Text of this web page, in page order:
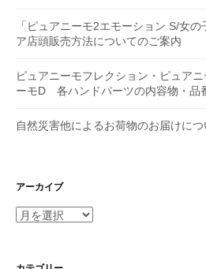
「ピュアニーモ2エモーション S/女
ア店頭販売方法についてのご案内
ピュアニーモフレクション・ピュア
ーモD 各ハンドパーツの内容物・品
自然災害他によるお荷物のお届けにつ
アーカイブ
ア